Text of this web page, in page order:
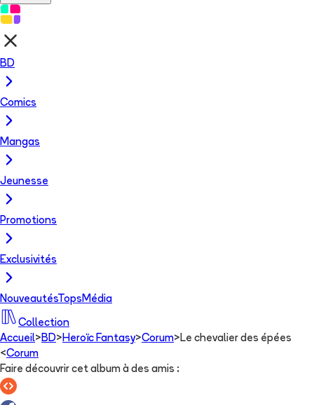
BD
Comics
Mangas
Jeunesse
Promotions
Exclusivités
NouveautésTops Média
Collection
Accueil> BD> Heroïc Fantasy>Corum> Le chevalier des épées
<Corum
Faire découvrir cet album à des amis :